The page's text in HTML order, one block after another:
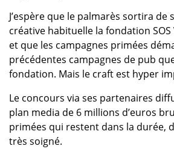
J’espère que le palmarès sortira de
créative habituelle la fondation SOS
et que les campagnes primées
précédentes campagnes de pub
fondation. Mais le craft est hyper
Le concours via ses partenaires
plan media de 6 millions d’euros
primées qui restent dans la durée,
très soigné.